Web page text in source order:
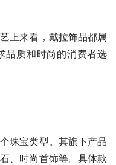
上来看，戴拉饰品都属
品质和时尚的消费者选
珠宝类型。其旗下产品
、时尚首饰等。具体款